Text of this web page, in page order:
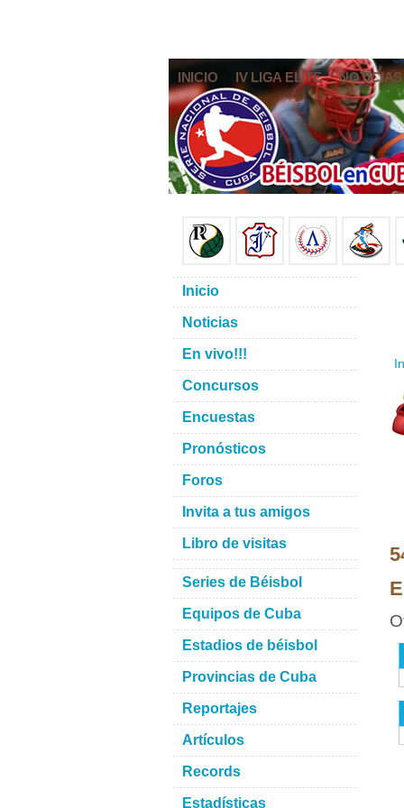
INICIO IV LIGA ELITE NOTICIAS
Inicio
Noticias
En vivo!!!
Concursos
Encuestas
Pronósticos
Foros
Invita a tus amigos
Libro de visitas
Series de Béisbol
Equipos de Cuba
Estadios de béisbol
Provincias de Cuba
Reportajes
Artículos
Records
Estadísticas